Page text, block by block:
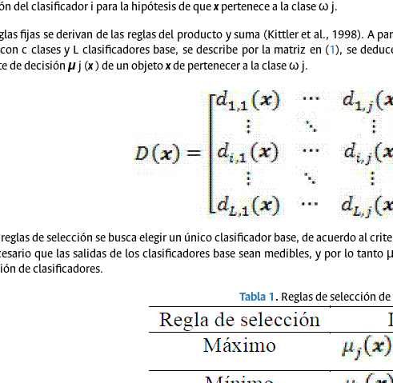
del clasificador i para la hipótesis de quexpertenece a la clase ω j.
fijas se derivan de las reglas del producto y suma (Kittler et al., 1998). A
c clases y L clasificadores base, se describe por la matriz en (1 ), se
de decisión μ j (x) de un objetoxde pertenecer a la clase ω j.
reglas de selección se busca elegir un único clasificador base, de acuerdo al
que las salidas de los clasificadores base sean medibles, y por lo tanto
de clasificadores.
Tabla 1 . Reglas de selección